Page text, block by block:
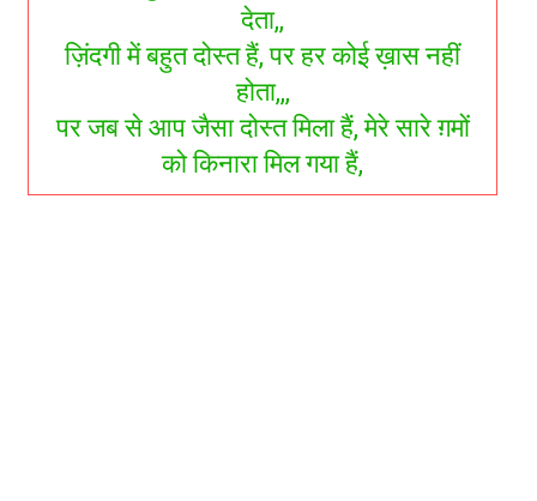
देता,,
ज़िंदगी में बहुत दोस्त हैं, पर हर कोई ख़ास नहीं
होता,,,
पर जब से आप जैसा दोस्त मिला हैं, मेरे सारे ग़मों
को किनारा मिल गया हैं,